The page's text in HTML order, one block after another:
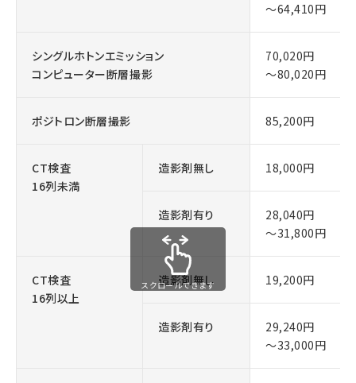
～64,410円
シングルホトンエミッション
コンピューター断層撮影
70,020円
～80,020円
ポジトロン断層撮影 85,200円
CT検査
16列未満
造影剤無し 18,000円
造影剤有り
28,040円
～31,800円
CT検査
16列以上
造影剤無し 19,200円
造影剤有り
29,240円
～33,000円
スクロールできます